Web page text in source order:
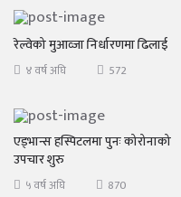
रेल्वेको मुआव्जा निर्धारणमा ढिलाई
४ वर्ष अघि 572
एड्भान्स हस्पिटलमा पुनः कोरोनाको
उपचार शुरु
५ वर्ष अघि 870